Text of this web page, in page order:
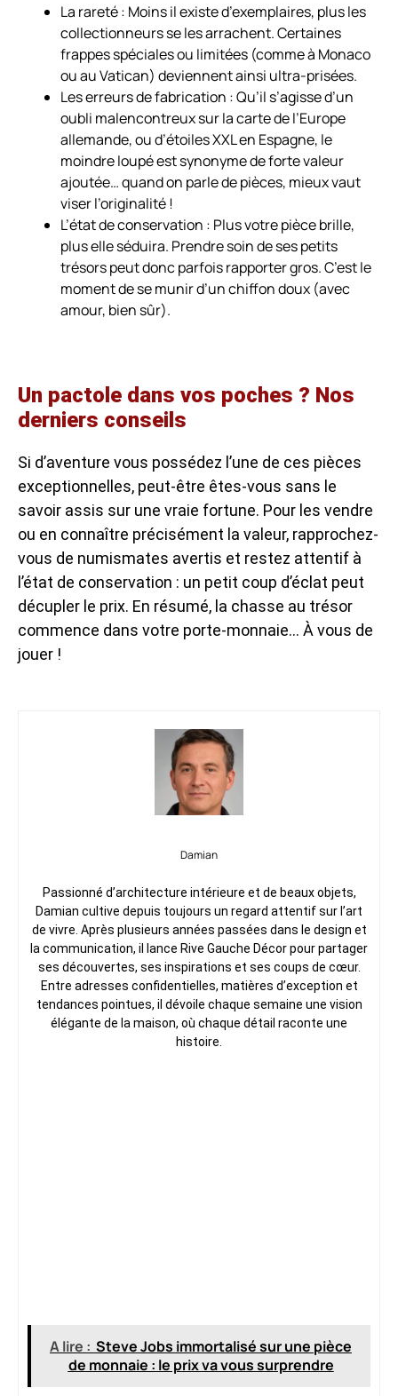
La rareté : Moins il existe d’exemplaires, plus les
collectionneurs se les arrachent. Certaines
frappes spéciales ou limitées (comme à Monaco
ou au Vatican) deviennent ainsi ultra-prisées.
Les erreurs de fabrication :Qu’il s’agisse d’un
oubli malencontreux sur la carte de l’Europe
allemande, ou d’étoiles XXL en Espagne, le
moindre loupé est synonyme de forte valeur
ajoutée… quand on parle de pièces, mieux vaut
viser l’originalité !
L’état de conservation : Plus votre pièce brille,
plus elle séduira. Prendre soin de ses petits
trésors peut donc parfois rapporter gros. C’est le
moment de se munir d’un chiffon doux (avec
amour, bien sûr).
Un pactole dans vos poches ? Nos
derniers conseils
Si d’aventure vous possédez l’une de ces pièces
exceptionnelles, peut-être êtes-vous sans le
savoir assis sur une vraie fortune. Pour les vendre
ou en connaître précisément la valeur, rapprochez-
vous de numismates avertis et restez attentif à
l’état de conservation : un petit coup d’éclat peut
décupler le prix. En résumé, la chasse au trésor
commence dans votre porte-monnaie… À vous de
jouer !
Damian
Passionné d’architecture intérieure et de beaux objets,
Damian cultive depuis toujours un regard attentif sur l’art
de vivre. Après plusieurs années passées dans le design et
la communication, il lance Rive Gauche Décor pour partager
ses découvertes, ses inspirations et ses coups de cœur.
Entre adresses confidentielles, matières d’exception et
tendances pointues, il dévoile chaque semaine une vision
élégante de la maison, où chaque détail raconte une
histoire.
A lire : Steve Jobs immortalisé sur une pièce
de monnaie : le prix va vous surprendre